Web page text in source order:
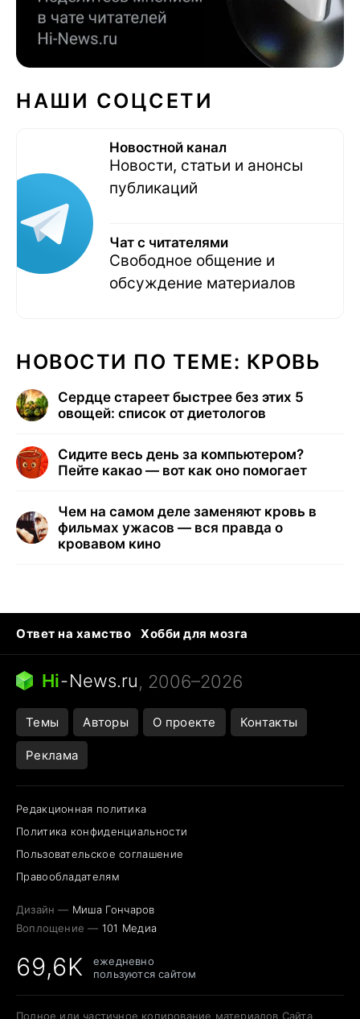
НАШИ СОЦСЕТИ
Новостной канал
Новости, статьи и анонсы
публикаций
Чат с читателями
Свободное общение и
обсуждение материалов
НОВОСТИ ПО ТЕМЕ: КРОВЬ
Сердце стареет быстрее без этих 5
овощей: список от диетологов
Сидите весь день за компьютером?
Пейте какао — вот как оно помогает
Чем на самом деле заменяют кровь в
фильмах ужасов — вся правда о
кровавом кино
Ответ на хамство
Хобби для мозга
Бензин 100 vs 95
Тунцы в океанариуме
Следующая пандемия
Hi-News.ru, 2006–2026
Темы Авторы О проекте Контакты
Реклама
Редакционная политика
Политика конфиденциальности
Пользовательское соглашение
Правообладателям
Дизайн — Миша Гончаров
Воплощение — 101 Медиа
69,6K
ежедневно
пользуются сайтом
Полное или частичное копирование материалов Сайта